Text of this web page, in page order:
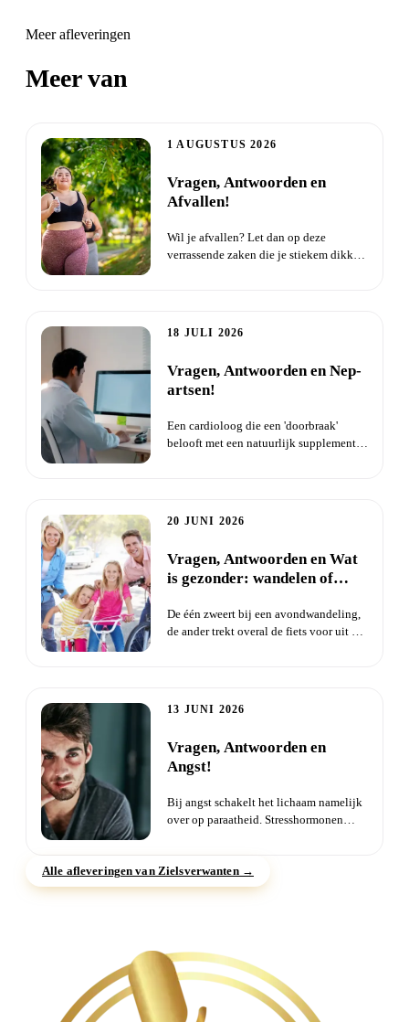
Meer afleveringen
Meer van
1 AUGUSTUS 2026
Vragen, Antwoorden en
Afvallen!
Wil je afvallen? Let dan op deze
verrassende zaken die je stiekem dikker
18 JULI 2026
Vragen, Antwoorden en Nep-
artsen!
Een cardioloog die een 'doorbraak'
belooft met een natuurlijk supplement
20 JUNI 2026
Vragen, Antwoorden en Wat
is gezonder: wandelen of
De één zweert bij een avondwandeling,
de ander trekt overal de fiets voor uit de
13 JUNI 2026
Vragen, Antwoorden en
Angst!
Bij angst schakelt het lichaam namelijk
over op paraatheid. Stresshormonen
Alle afleveringen van Zielsverwanten →